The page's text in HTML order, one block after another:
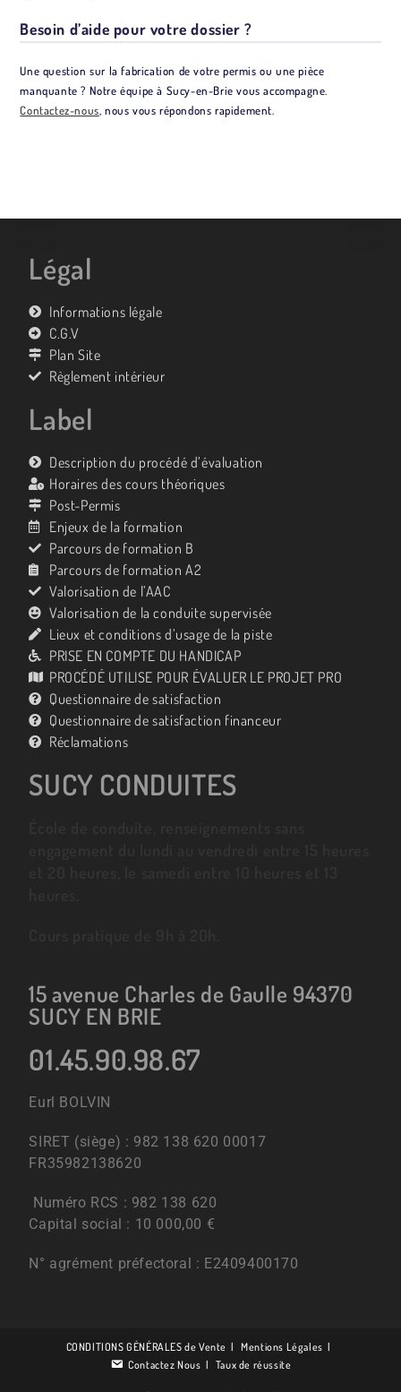
Besoin d’aide pour votre dossier ?
Une question sur la fabrication de votre permis ou une pièce
manquante ? Notre équipe à Sucy-en-Brie vous accompagne.
Contactez-nous, nous vous répondons rapidement.
Légal
Informations légale
C.G.V
Plan Site
Règlement intérieur
Label
Description du procédé d’évaluation
Horaires des cours théoriques
Post-Permis
Enjeux de la formation
Parcours de formation B
Parcours de formation A2
Valorisation de l’AAC
Valorisation de la conduite supervisée
Lieux et conditions d’usage de la piste
PRISE EN COMPTE DU HANDICAP
PROCÉDÉ UTILISE POUR ÉVALUER LE PROJET PRO
Questionnaire de satisfaction
Questionnaire de satisfaction financeur
Réclamations
SUCY CONDUITES
15 avenue Charles de Gaulle 94370
SUCY EN BRIE
01.45.90.98.67
Eurl BOLVIN
SIRET (siège) : 982 138 620 00017
FR35982138620
Numéro RCS : 982 138 620
Capital social : 10 000,00 €
N° agrément préfectoral : E2409400170
CONDITIONS GÉNÉRALES de Vente
Mentions Légales
Contactez Nous
Taux de réussite